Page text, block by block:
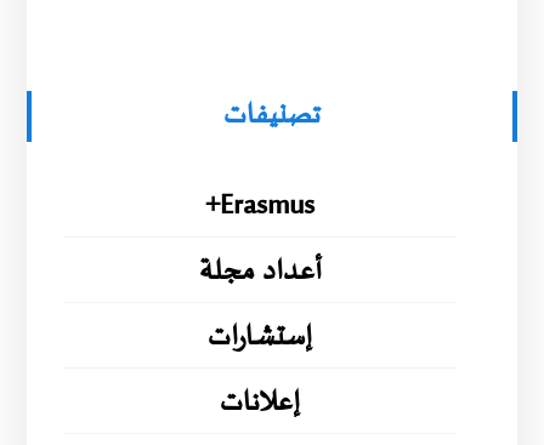
تصنيفات
Erasmus+
أعداد مجلة
إستشارات
إعلانات